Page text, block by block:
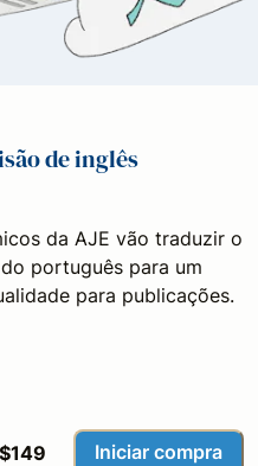
de inglês
da AJE vão traduzir o
português para um
para publicações.
Iniciar compra